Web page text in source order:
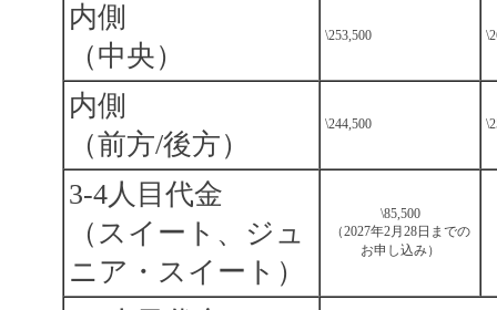
内側
（中央）
\253,500
内側
（前方/後方）
\244,500
3-4人目代金
（スイート、ジュ
ニア・スイート）
\85,500
（2027年2月28日までの
お申し込み）